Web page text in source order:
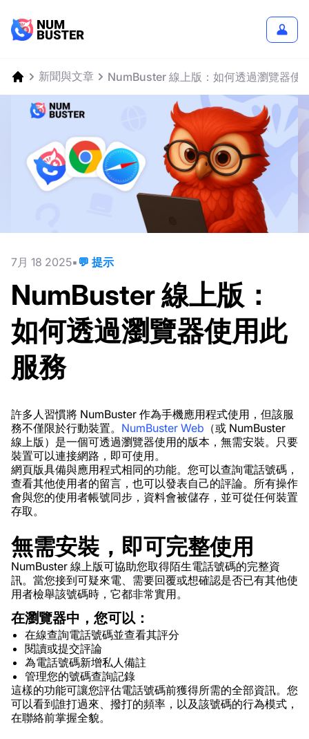
新聞與文章 NumBuster 線上版：如何透過瀏覽器使
7月 18 2025 💬 提示
NumBuster 線上版：
如何透過瀏覽器使用此
服務
許多人習慣將 NumBuster 作為手機應用程式使用，但該服
務不僅限於行動裝置。 NumBuster Web （或 NumBuster
線上版）是一個可透過瀏覽器使用的版本，無需安裝。只要
裝置可以連接網路，即可使用。
網頁版具備與應用程式相同的功能。您可以查詢電話號碼，
查看其他使用者的留言，也可以發表自己的評論。所有操作
會與您的使用者帳號同步，資料會被儲存，並可從任何裝置
存取。
無需安裝，即可完整使用
NumBuster 線上版可協助您取得陌生電話號碼的完整資
訊。當您接到可疑來電、需要回覆或想確認是否已有其他使
用者檢舉該號碼時，它都非常實用。
在瀏覽器中，您可以：
在線查詢電話號碼並查看其評分
閱讀或提交評論
為電話號碼新增私人備註
管理您的號碼查詢記錄
這樣的功能可讓您評估電話號碼前獲得所需的全部資訊。您
可以看到誰打過來、撥打的頻率，以及該號碼的行為模式，
在聯絡前掌握全貌。